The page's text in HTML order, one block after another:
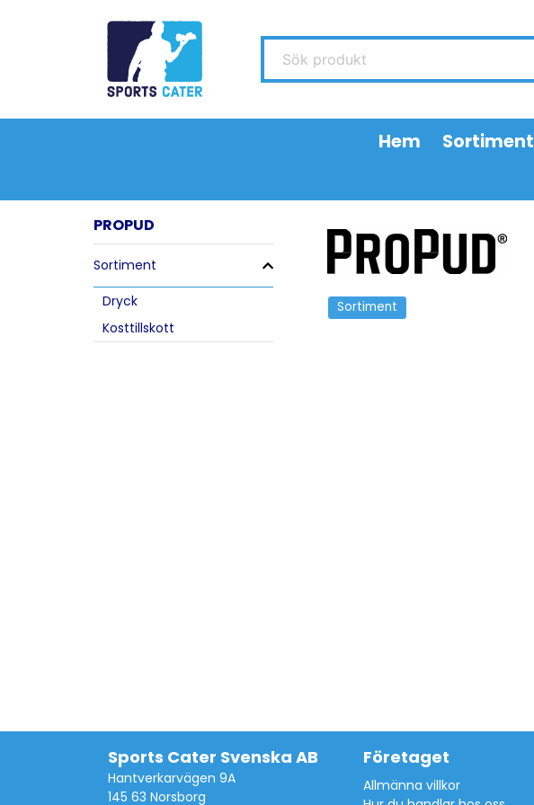
Sök produkt
Hem Sortiment
PROPUD
Sortiment
Dryck
Kosttillskott
Sortiment
Sports Cater Svenska AB
Hantverkarvägen 9A
145 63 Norsborg
Företaget
Allmänna villkor